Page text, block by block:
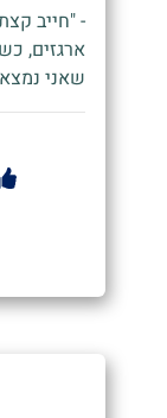
- "חייב
ארגזים,
שאני